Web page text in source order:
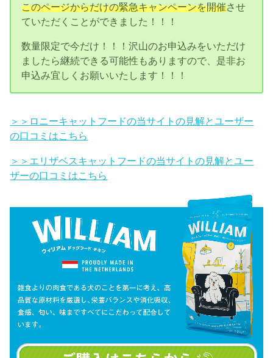
このページからだけの緊急キャンペーンを開催させ
ていただくことができました！！！
数量限定で今だけ！！！沢山のお申込みをいただけ
ましたら継続できる可能性もありますので、是非お
申込み宜しくお願いいたします！！！
＞＞ロニーキャットフードの当サイトの見解とユーザー
の口コミはこちら
＞＞エリザベスキャットフードの当サイトの見解とユー
ザーの口コミはこちら